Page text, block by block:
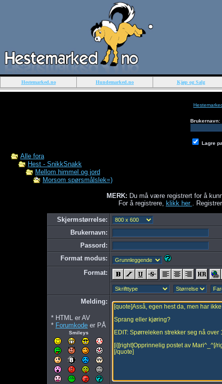
Hestemarked.no Hundemarked.no Kjøp og Salg
Brukernavn:
Lagre
Alle fora
Hest - SnikkSnakk
Mellom himmel og jord
Morsom spørsmålslek=)
MERK: Du må være registrert for å
For å registrere,
klikk her .
Skjermstørrelse:
Brukernavn:
Passord:
Format modus:
Format:
Melding:
* HTML er AV
* Forumkode er PÅ
Smileys